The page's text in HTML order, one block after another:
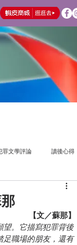
罪文學評論 讀後心得
【文／蘇那】
。它描寫犯罪背後
足職場的朋友，還有